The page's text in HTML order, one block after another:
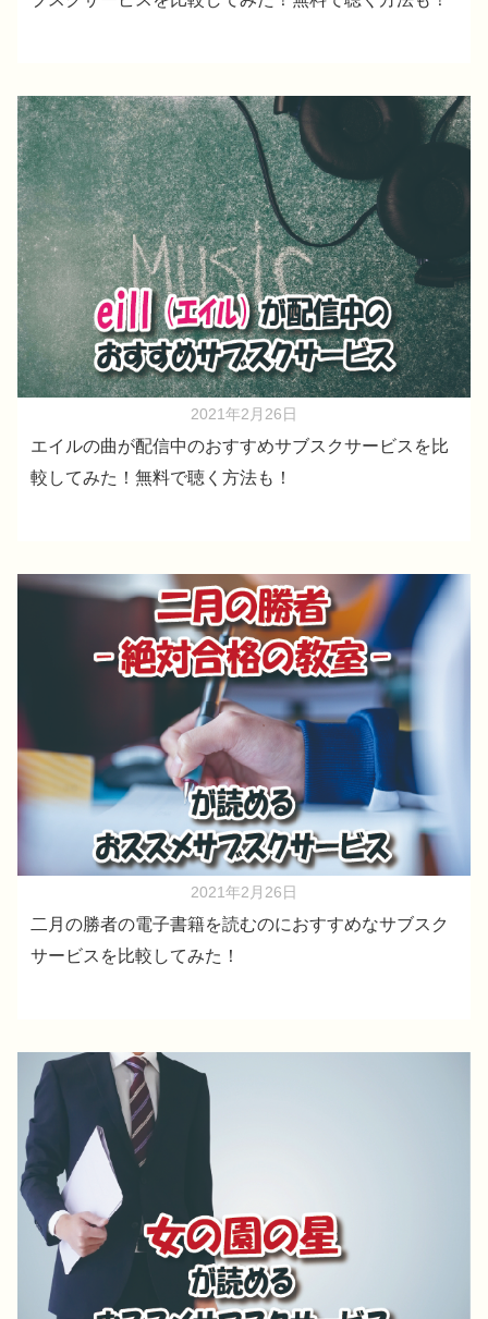
2021年2月26日
エイルの曲が配信中のおすすめサブスクサービスを比
較してみた！無料で聴く方法も！
2021年2月26日
二月の勝者の電子書籍を読むのにおすすめなサブスク
サービスを比較してみた！